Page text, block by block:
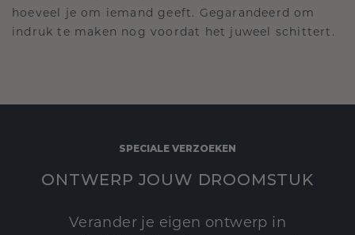
hoeveel je om iemand geeft. Gegarandeerd om
indruk te maken nog voordat het juweel schittert.
SPECIALE VERZOEKEN
ONTWERP JOUW DROOMSTUK
Verander je eigen ontwerp in